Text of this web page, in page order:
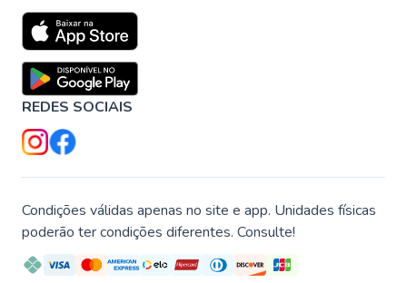
REDES SOCIAIS
Condições válidas apenas no site e app. Unidades físicas
poderão ter condições diferentes. Consulte!